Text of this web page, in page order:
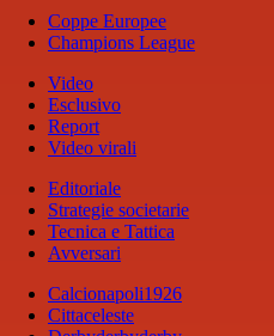
Coppe Europee
Champions League
Video
Esclusivo
Report
Video virali
Editoriale
Strategie societarie
Tecnica e Tattica
Avversari
Calcionapoli1926
Cittaceleste